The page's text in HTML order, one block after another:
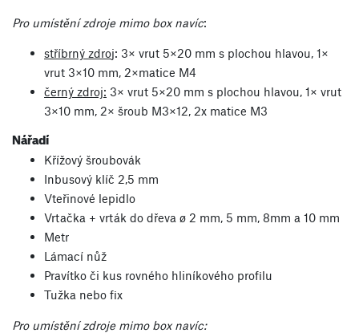
Pro umístění zdroje mimo box navíc:
stříbrný zdroj: 3× vrut 5×20 mm s plochou hlavou, 1×
vrut 3×10 mm, 2×matice M4
černý zdroj: 3× vrut 5×20 mm s plochou hlavou, 1× vrut
3×10 mm, 2× šroub M3×12, 2x matice M3
Nářadí
Křížový šroubovák
Inbusový klíč 2,5 mm
Vteřinové lepidlo
Vrtačka + vrták do dřeva ø 2 mm, 5 mm, 8mm a 10 mm
Metr
Lámací nůž
Pravítko či kus rovného hliníkového profilu
Tužka nebo fix
Pro umístění zdroje mimo box navíc: